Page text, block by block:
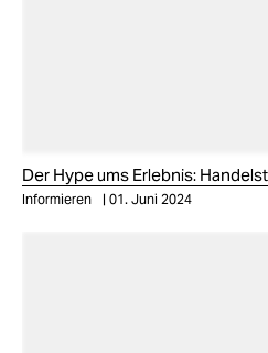
Der Hype ums Erlebnis:
Informieren 01. Juni 2024